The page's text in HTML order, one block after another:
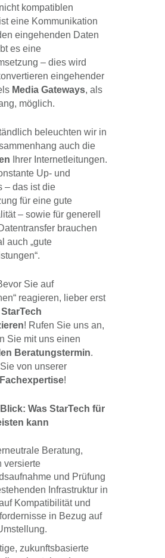
kompatiblen
eine Kommunikation
eingehenden Daten
es eine
– dies wird
eingehender
Media Gateways, als
möglich.
beleuchten wir in
auch die
Ihrer Internetleitungen.
Up- und
– das ist die
für eine gute
– sowie für generell
brauchen
auch „gute
Sie auf
reagieren, lieber erst
! Rufen Sie uns an,
Sie mit uns einen
Beratungstermin.
von unserer
!
Was StarTech für
kann
Beratung,
versierte
und Prüfung
Infrastruktur in
Kompatibilität und
in Bezug auf
zukunftsbasierte